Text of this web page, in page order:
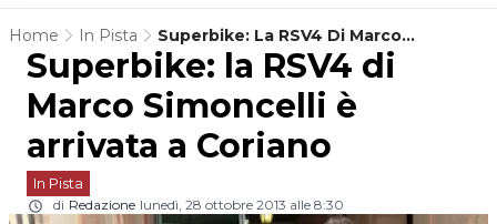
Home In Pista
Superbike: La RSV4 Di Marco
Simoncelli È Arrivata A Coriano
Superbike: la RSV4 di
Marco Simoncelli è
arrivata a Coriano
In Pista
di Redazione lunedì, 28 ottobre 2013 alle 8:30